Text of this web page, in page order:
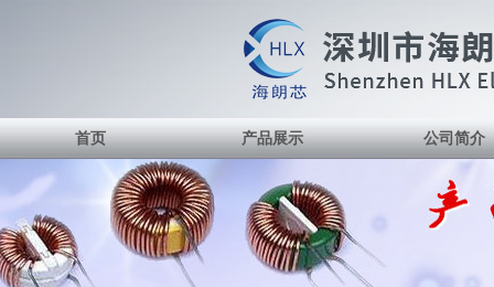
首页 产品展示 公司简介